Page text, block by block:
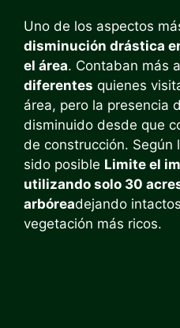
Uno de los aspectos
disminución drástica
el área. Contaban más
diferentes quienes
área, pero la presencia
disminuido desde que
de construcción. Según
sido posible Limite el
utilizando solo 30
arbóreadejando
vegetación más ricos.